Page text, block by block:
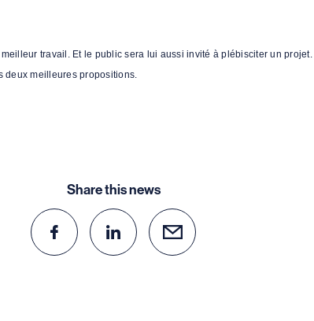
travail. Et le public sera lui aussi invité à plébisciter un projet.
deux meilleures propositions.
Share this news